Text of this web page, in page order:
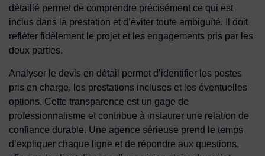
détaillé permet de comprendre précisément ce qui est
inclus dans la prestation et d’éviter toute ambiguïté. Il doit
refléter fidèlement le projet et les engagements pris par les
deux parties.
Analyser le devis en détail permet d’identifier les postes
pris en charge, les prestations incluses et les éventuelles
options. Cette transparence est un gage de
professionnalisme et contribue à instaurer une relation de
confiance durable. Une agence sérieuse prend le temps
d’expliquer chaque ligne et de répondre aux questions,